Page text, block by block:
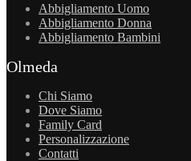
Abbigliamento Uomo
Abbigliamento Donna
Abbigliamento Bambini
Olmeda
Chi Siamo
Dove Siamo
Family Card
Personalizzazione
Contatti